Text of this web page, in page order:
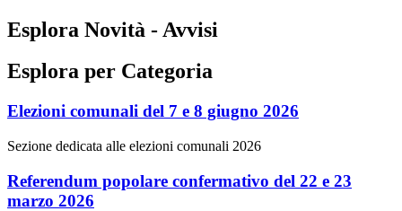
Esplora Novità - Avvisi
Esplora per Categoria
Elezioni comunali del 7 e 8 giugno 2026
Sezione dedicata alle elezioni comunali 2026
Referendum popolare confermativo del 22 e 23
marzo 2026